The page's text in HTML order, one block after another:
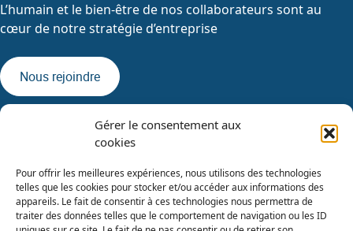
Gérer le consentement aux
cookies
Pour offrir les meilleures expériences, nous utilisons des technologies
telles que les cookies pour stocker et/ou accéder aux informations des
appareils. Le fait de consentir à ces technologies nous permettra de
traiter des données telles que le comportement de navigation ou les ID
L’humain et le bien-être de nos collaborateurs sont au
cœur de notre stratégie d’entreprise
Nous rejoindre